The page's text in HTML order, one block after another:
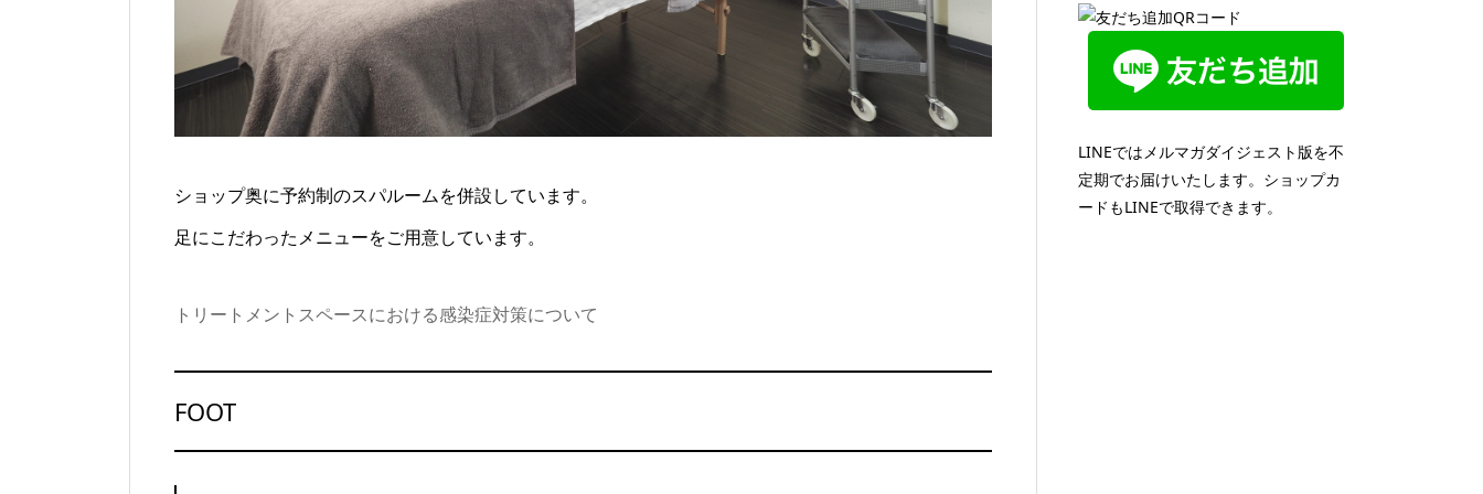
ショップ奥に予約制のスパルームを併設しています。
足にこだわったメニューをご用意しています。
トリートメントスペースにおける感染症対策について
FOOT
LINEではメルマガダイジェスト版を不
定期でお届けいたします。ショップカ
ードもLINEで取得できます。